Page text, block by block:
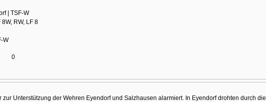
| TSF-W
RW, LF 8
W
0
Unterstützung der Wehren Eyendorf und Salzhausen alarmiert. In Eyendorf drohten durch die